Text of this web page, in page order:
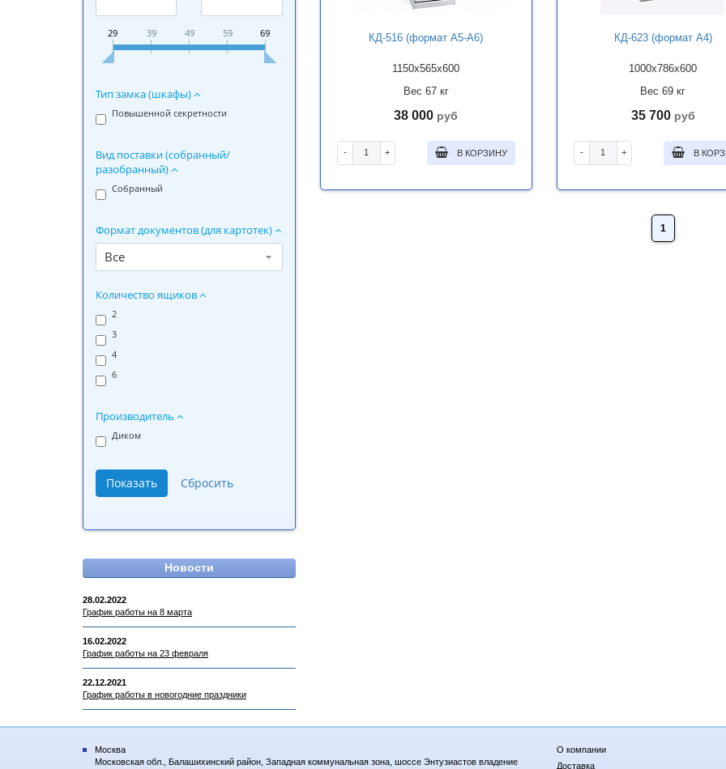
29 39 49 59 69
Тип замка (шкафы)
Повышенной секретности
Вид поставки (собранный/
разобранный)
Собранный
Формат документов (для картотек)
Все
Количество ящиков
2
3
4
6
Производитель
Диком
Новости
28.02.2022
График работы на 8 марта
16.02.2022
График работы на 23 февраля
22.12.2021
График работы в новогодние праздники
КД-516 (формат А5-А6)
1150x565x600
Вес 67 кг
38 000 руб
- + В КОРЗИНУ
КД-623 (формат А4)
1000x786x600
Вес 69 кг
35 700 руб
- + В
1
Москва
Московская обл., Балашихинский район, Западная коммунальная зона, шоссе Энтузиастов владение
О компании
Доставка